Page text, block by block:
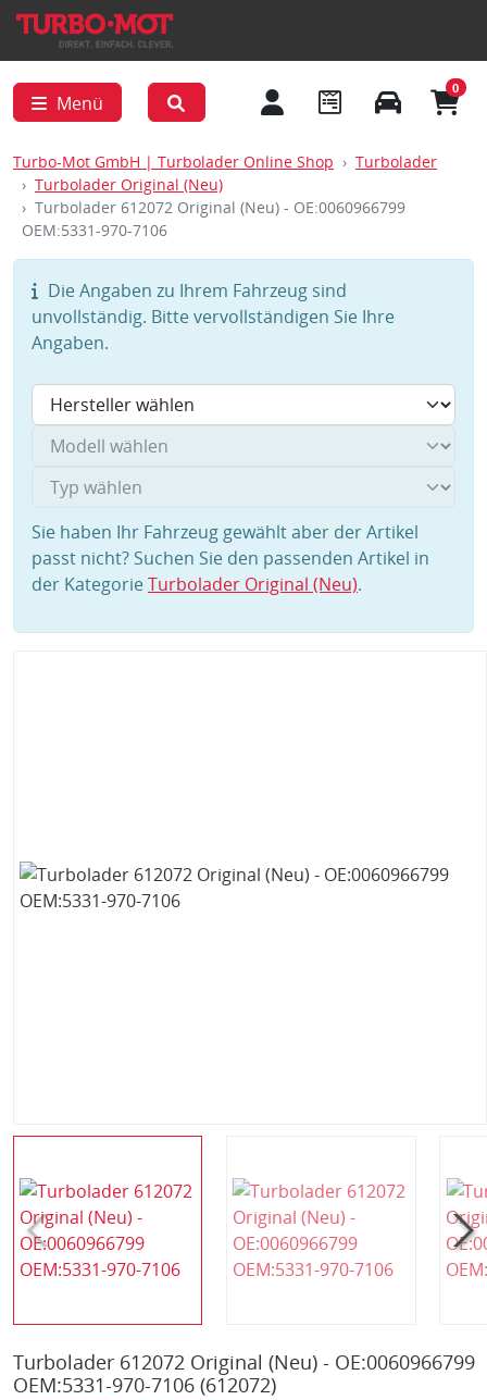
Menü
0
Turbo-Mot GmbH | Turbolader Online Shop
Turbolader
Turbolader Original (Neu)
Turbolader 612072 Original (Neu) - OE:0060966799
OEM:5331-970-7106
Die Angaben zu Ihrem Fahrzeug sind
unvollständig. Bitte vervollständigen Sie Ihre
Angaben.
Sie haben Ihr Fahrzeug gewählt aber der Artikel
passt nicht? Suchen Sie den passenden Artikel in
der KategorieTurbolader Original (Neu).
Turbolader 612072 Original (Neu) - OE:0060966799
OEM:5331-970-7106 (612072)